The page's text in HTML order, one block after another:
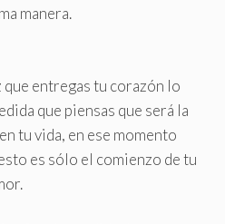
manera.
que entregas tu corazón lo
que piensas que será la
tu vida, en ese momento
es sólo el comienzo de tu